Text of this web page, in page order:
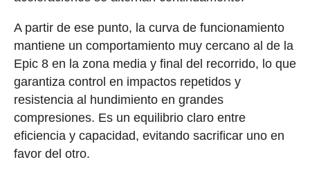
A partir de ese punto, la curva de funcionamiento
mantiene un comportamiento muy cercano al de la
Epic 8 en la zona media y final del recorrido, lo que
garantiza control en impactos repetidos y
resistencia al hundimiento en grandes
compresiones. Es un equilibrio claro entre
eficiencia y capacidad, evitando sacrificar uno en
favor del otro.